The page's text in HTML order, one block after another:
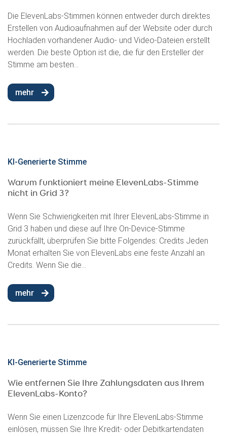
Die ElevenLabs-Stimmen können entweder durch direktes
Erstellen von Audioaufnahmen auf der Website oder durch
Hochladen vorhandener Audio- und Video-Dateien erstellt
werden. Die beste Option ist die, die für den Ersteller der
Stimme am besten...
mehr
KI-Generierte Stimme
Warum funktioniert meine ElevenLabs-Stimme
nicht in Grid 3?
Wenn Sie Schwierigkeiten mit Ihrer ElevenLabs-Stimme in
Grid 3 haben und diese auf Ihre On-Device-Stimme
zurückfällt, überprüfen Sie bitte Folgendes: Credits Jeden
Monat erhalten Sie von ElevenLabs eine feste Anzahl an
Credits. Wenn Sie die...
mehr
KI-Generierte Stimme
Wie entfernen Sie Ihre Zahlungsdaten aus Ihrem
ElevenLabs-Konto?
Wenn Sie einen Lizenzcode für Ihre ElevenLabs-Stimme
einlösen, müssen Sie Ihre Kredit- oder Debitkartendaten